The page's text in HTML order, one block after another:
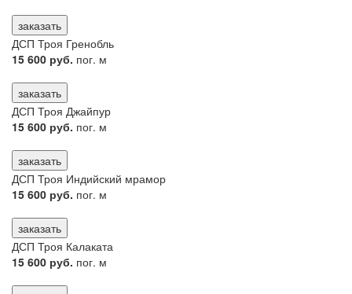
заказать
ДСП Троя Гренобль
15 600 руб. пог. м
заказать
ДСП Троя Джайпур
15 600 руб. пог. м
заказать
ДСП Троя Индийский мрамор
15 600 руб. пог. м
заказать
ДСП Троя Калаката
15 600 руб. пог. м